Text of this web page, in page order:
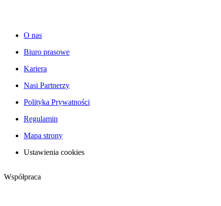
O nas
Biuro prasowe
Kariera
Nasi Partnerzy
Polityka Prywatności
Regulamin
Mapa strony
Ustawienia cookies
Współpraca